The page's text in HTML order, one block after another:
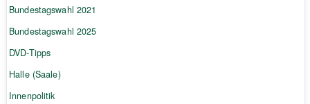
Bundestagswahl 2021
Bundestagswahl 2025
DVD-Tipps
Halle (Saale)
Innenpolitik